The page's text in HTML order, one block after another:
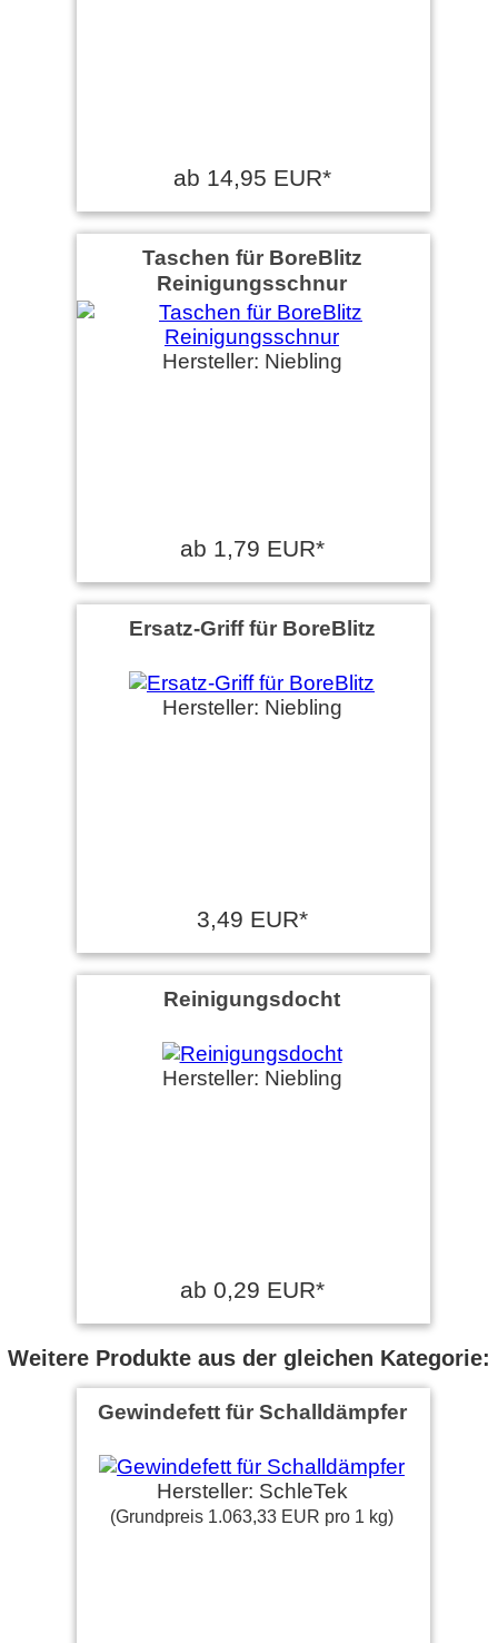
ab 14,95 EUR*
Taschen für BoreBlitz
Reinigungsschnur
Hersteller: Niebling
ab 1,79 EUR*
Ersatz-Griff für BoreBlitz
Hersteller: Niebling
3,49 EUR*
Reinigungsdocht
Hersteller: Niebling
ab 0,29 EUR*
Weitere Produkte aus der gleichen Kategorie:
Gewindefett für Schalldämpfer
Hersteller: SchleTek
(Grundpreis 1.063,33 EUR pro 1 kg)